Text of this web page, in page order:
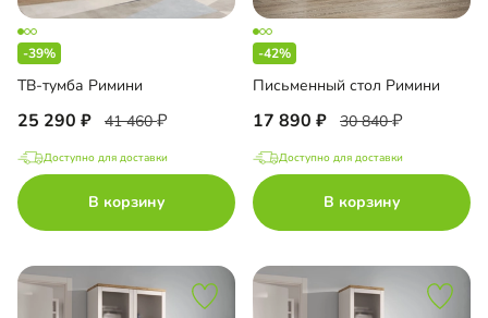
-39%
ТВ-тумба Римини
25 290 41 460
Доступно для доставки
В корзину
-42%
Письменный стол Римини
17 890 30 840
Доступно для доставки
В корзину